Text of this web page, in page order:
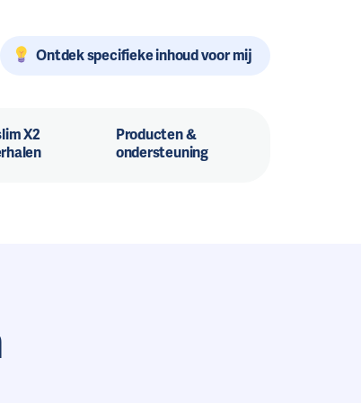
Ontdek specifieke inhoud voor mij
X2
Producten &
ondersteuning